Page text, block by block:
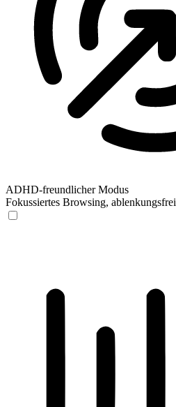
ADHD-freundlicher Modus
Fokussiertes Browsing, ablenkungsfrei